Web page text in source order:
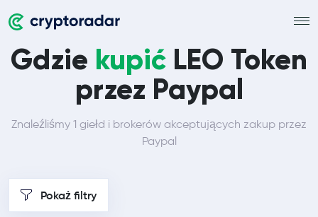
Gdzie kupić LEO Token
przez Paypal
Znaleźliśmy 1 giełd i brokerów akceptujących zakup przez
Paypal
Pokaż filtry